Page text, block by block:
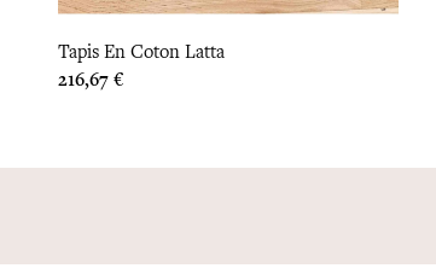
Tapis En Coton Latta
Prix
216,67 €